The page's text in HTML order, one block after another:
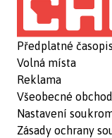
Předplatné
Volná místa
Reklama
Všeobecné
Nastavení
Zásady ochrany